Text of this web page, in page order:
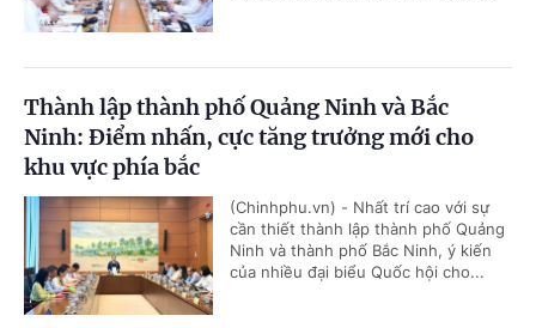
Thành lập thành phố Quảng Ninh và Bắc
Ninh: Điểm nhấn, cực tăng trưởng mới cho
khu vực phía bắc
(Chinhphu.vn) - Nhất trí cao với sự
cần thiết thành lập thành phố Quảng
Ninh và thành phố Bắc Ninh, ý kiến
của nhiều đại biểu Quốc hội cho...